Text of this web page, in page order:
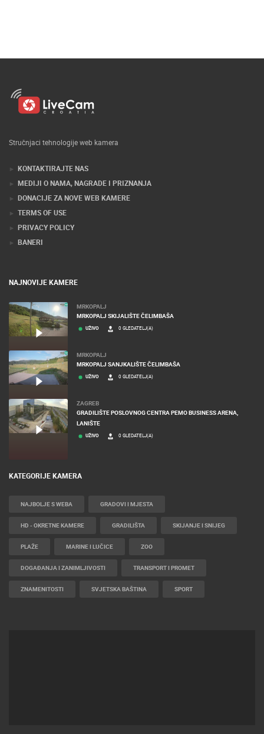
Stručnjaci tehnologije web kamera
KONTAKTIRAJTE NAS
MEDIJI O NAMA, NAGRADE I PRIZNANJA
DONACIJE ZA NOVE WEB KAMERE
TERMS OF USE
PRIVACY POLICY
BANERI
NAJNOVIJE KAMERE
MRKOPALJ
MRKOPALJ SKIJALIŠTE ČELIMBAŠA
UŽIVO 0 GLEDATELJ(A)
MRKOPALJ
MRKOPALJ SANJKALIŠTE ČELIMBAŠA
UŽIVO 0 GLEDATELJ(A)
ZAGREB
GRADILIŠTE POSLOVNOG CENTRA PEMO BUSINESS ARENA,
LANIŠTE
UŽIVO 0 GLEDATELJ(A)
KATEGORIJE KAMERA
NAJBOLJE S WEBA GRADOVI I MJESTA
HD - OKRETNE KAMERE GRADILIŠTA SKIJANJE I SNIJEG
PLAŽE MARINE I LUČICE ZOO
DOGAĐANJA I ZANIMLJIVOSTI TRANSPORT I PROMET
ZNAMENITOSTI SVJETSKA BAŠTINA SPORT